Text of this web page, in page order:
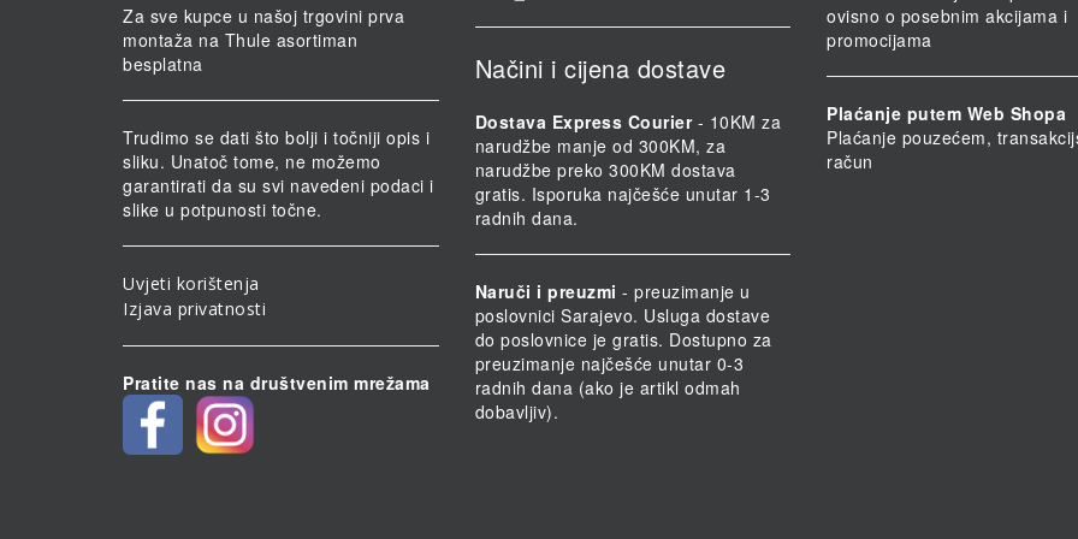
Za sve kupce u našoj trgovini prva
montaža na Thule asortiman
besplatna
Trudimo se dati što bolji i točniji opis i
sliku. Unatoč tome, ne možemo
garantirati da su svi navedeni podaci i
slike u potpunosti točne.
Uvjeti korištenja
Izjava privatnosti
Pratite nas na društvenim mrežama
Načini i cijena dostave
Dostava Express Courier- 10KM za
narudžbe manje od 300KM, za
narudžbe preko 300KM dostava
gratis. Isporuka najčešće unutar 1-3
radnih dana.
Naruči i preuzmi - preuzimanje u
poslovnici Sarajevo. Usluga dostave
do poslovnice je gratis. Dostupno za
preuzimanje najčešće unutar 0-3
radnih dana (ako je artikl odmah
dobavljiv).
ovisno o posebnim akcijama i
promocijama
Plaćanje putem Web Shopa
Plaćanje pouzećem,
račun